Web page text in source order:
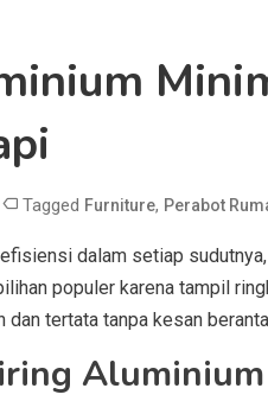
Tagged Furniture, Perabot
dalam setiap
populer karena tampil
tertata tanpa kesan